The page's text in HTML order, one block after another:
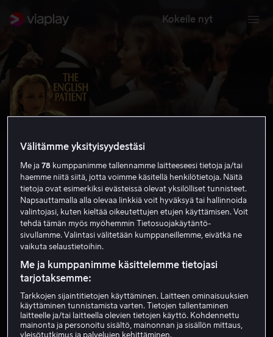
Kokeile nyt
Englantilainen potilas
7.4 Draama Romantiikka 1996
2 h 35 min
K-12
HD
Vuokraa 3,99 €
Osta 10,99 €
Välitämme yksityisyydestäsi
Me ja78 kumppanimme tallennamme laitteeseesi tietoja ja/tai
haemme niitä siitä, jotta voimme käsitellä henkilötietoja. Näitä
tietoja ovat esimerkiksi evästeissä olevat yksilölliset tunnisteet.
Napsauttamalla alla olevaa linkkiä voit hyväksyä tai hallinnoida
valintojasi, kuten kieltää oikeutettujen etujen käyttämisen. Voit
tehdä tämän myös myöhemmin Tietosuojakäytäntö-
sivullamme. Valintasi välitetään kumppaneillemme, eivätkä ne
vaikuta selaustietoihin.
Me ja kumppanimme käsittelemme tietojasi
tarjotaksemme:
Tarkkojen sijaintitietojen käyttäminen. Laitteen ominaisuuksien
käyttäminen tunnistamista varten. Tietojen tallentaminen
laitteelle ja/tai laitteella olevien tietojen käyttö. Kohdennettu
mainonta ja personoitu sisältö, mainonnan ja sisällön mittaus,
yleisötutkimus ja palvelujen kehittäminen.